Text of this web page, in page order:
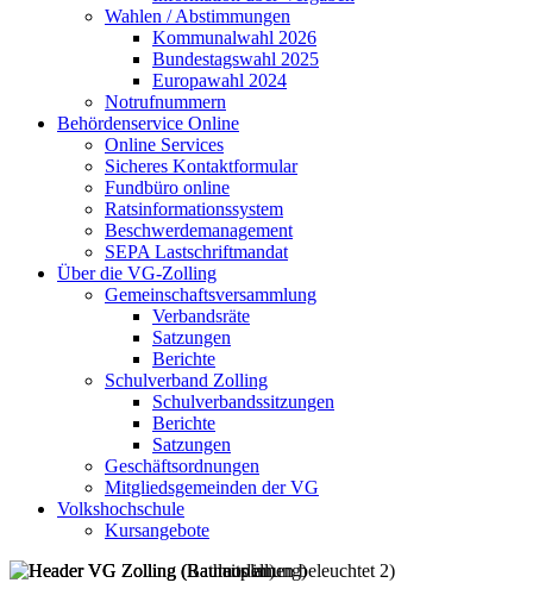
Wahlen / Abstimmungen
Kommunalwahl 2026
Bundestagswahl 2025
Europawahl 2024
Notrufnummern
Behördenservice Online
Online Services
Sicheres Kontaktformular
Fundbüro online
Ratsinformationssystem
Beschwerdemanagement
SEPA Lastschriftmandat
Über die VG-Zolling
Gemeinschaftsversammlung
Verbandsräte
Satzungen
Berichte
Schulverband Zolling
Schulverbandssitzungen
Berichte
Satzungen
Geschäftsordnungen
Mitgliedsgemeinden der VG
Volkshochschule
Kursangebote